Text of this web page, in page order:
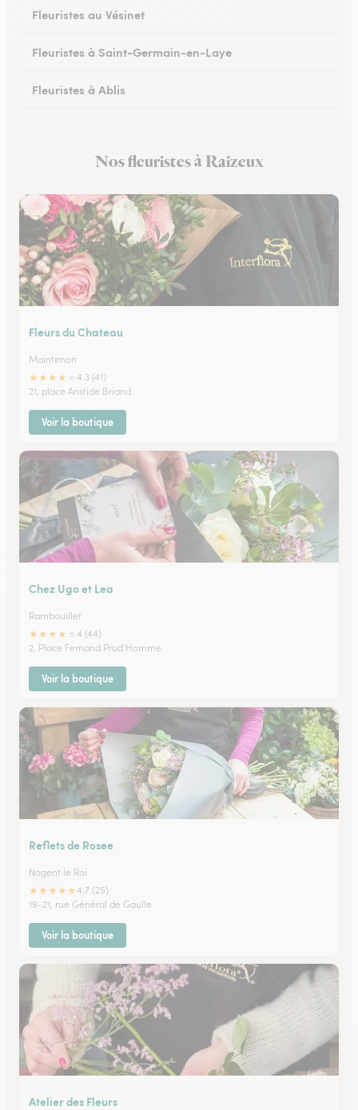
Fleuristes au Vésinet
Fleuristes à Saint-Germain-en-Laye
Fleuristes à Ablis
Fleuristes à VillepreuxNos fleuristes à Raizeux
Fleurs du Chateau
Maintenon
★★★★
4.3 (41)
21, place Aristide Briand
Voir la boutique
Chez Ugo et Lea
Rambouillet
★★★★
4 (44)
2, Place Fernand Prud'Homme
Voir la boutique
Reflets de Rosee
Nogent le Roi
★★★★★4.7 (25)
19-21, rue Général de Gaulle
Voir la boutique
Atelier des Fleurs